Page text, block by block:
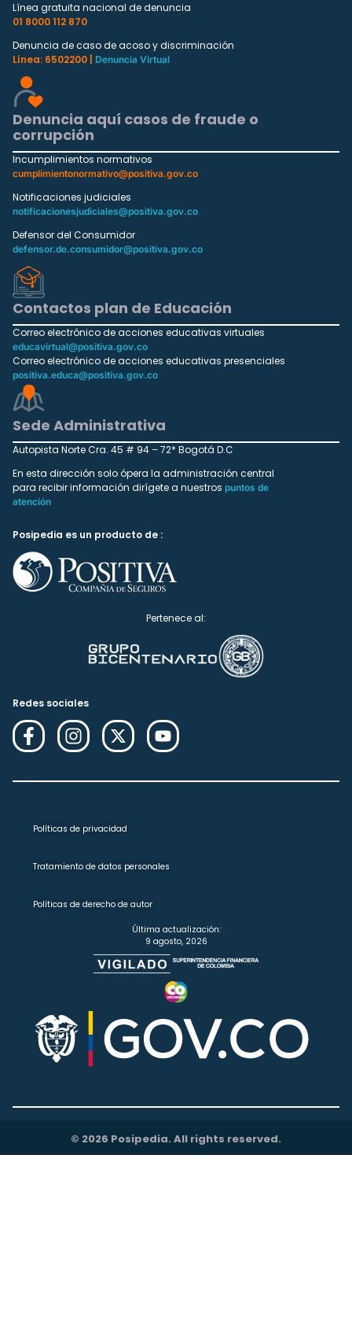
Línea gratuita nacional de denuncia
01 8000 112 870
Denuncia de caso de acoso y discriminación
Línea: 6502200 |
Denuncia Virtual
Denuncia aquí casos de fraude o
corrupción
Incumplimientos normativos
cumplimientonormativo@positiva.gov.co
Notificaciones judiciales
notificacionesjudiciales@positiva.gov.co
Defensor del Consumidor
defensor.de.consumidor@positiva.gov.co
Contactos plan de Educación
Correo electrónico de acciones educativas virtuales
educavirtual@positiva.gov.co
Correo electrónico de acciones educativas presenciales
positiva.educa@positiva.gov.co
Sede Administrativa
Autopista Norte Cra. 45 # 94 – 72* Bogotá D.C
En esta dirección solo ópera la administración central
para recibir información dirígete a nuestros puntos de
atención
Posipedia es un producto de :
Pertenece al:
Redes sociales
Políticas de privacidad
Tratamiento de datos personales
Políticas de derecho de autor
Última actualización:
9 agosto, 2026
© 2026 Posipedia. All rights reserved.